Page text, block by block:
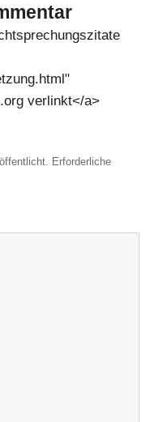
verlinkt</a>
Erforderliche